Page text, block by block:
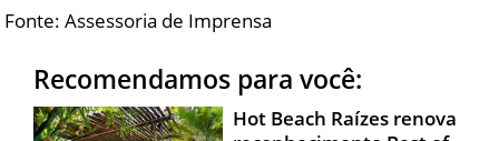
Fonte: Assessoria de Imprensa
Recomendamos para você:
Hot Beach Raízes renova